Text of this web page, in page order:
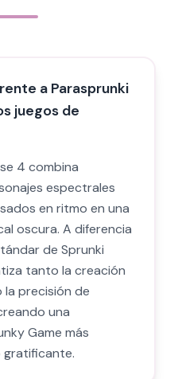
a Parasprunki
juegos de
4 combina
espectrales
en ritmo en una
oscura. A diferencia
de Sprunki
tanto la creación
la precisión de
una
Game más